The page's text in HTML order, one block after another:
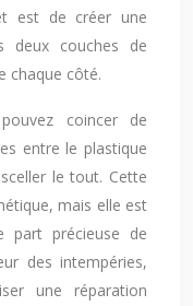
est de créer une
deux couches de
chaque côté.
coincer de
entre le plastique
le tout. Cette
mais elle est
part précieuse de
des intempéries,
une réparation